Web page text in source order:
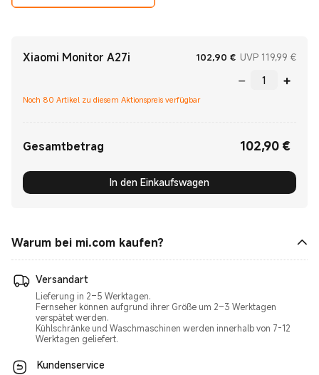
Xiaomi Monitor A27i 102,90 €Current Price
UVP 119,99 €UVP
Noch 80 Artikel zu diesem Aktionspreis verfügbar
Gesamtbetrag 102,90 €
In den Einkaufswagen
Warum bei mi.com kaufen?
Versandart
Lieferung in 2–5 Werktagen.
Fernseher können aufgrund ihrer Größe um 2–3 Werktagen
verspätet werden.
Kühlschränke und Waschmaschinen werden innerhalb von 7-12
Werktagen geliefert.
Kundenservice